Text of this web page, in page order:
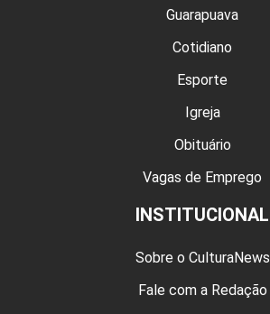
Guarapuava
Cotidiano
Esporte
Igreja
Obituário
Vagas de Emprego
INSTITUCIONAL
Sobre o CulturaNews
Fale com a Redação